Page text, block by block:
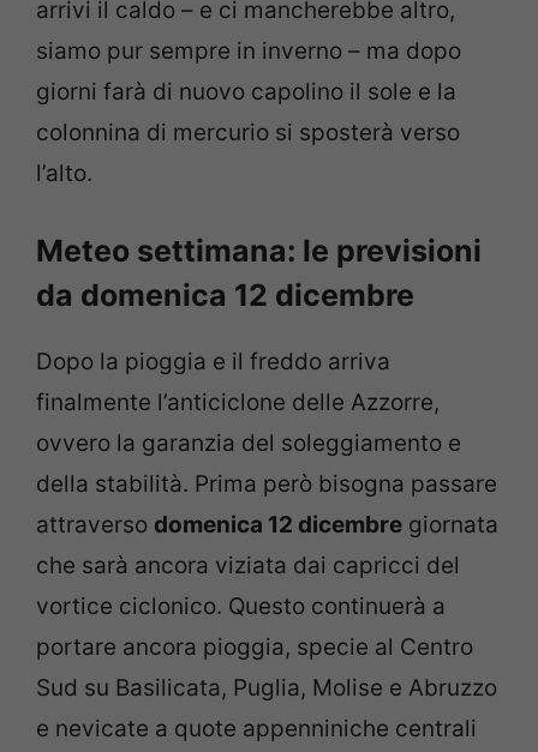
arrivi il caldo – e ci mancherebbe altro,
siamo pur sempre in inverno – ma dopo
giorni farà di nuovo capolino il sole e la
colonnina di mercurio si sposterà verso
l’alto.
Meteo settimana: le previsioni
da domenica 12 dicembre
Dopo la pioggia e il freddo arriva
finalmente l’anticiclone delle Azzorre,
ovvero la garanzia del soleggiamento e
della stabilità. Prima però bisogna passare
attraverso domenica 12 dicembre giornata
che sarà ancora viziata dai capricci del
vortice ciclonico. Questo continuerà a
portare ancora pioggia, specie al Centro
Sud su Basilicata, Puglia, Molise e Abruzzo
e nevicate a quote appenniniche centrali